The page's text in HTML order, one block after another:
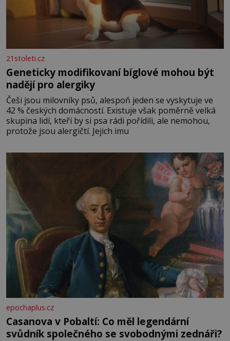
21stoleti.cz
Geneticky modifikovaní bíglové mohou být
nadějí pro alergiky
Češi jsou milovníky psů, alespoň jeden se vyskytuje ve
42 % českých domácností. Existuje však poměrně velká
skupina lidí, kteří by si psa rádi pořídili, ale nemohou,
protože jsou alergičtí. Jejich imu
epochaplus.cz
Casanova v Pobaltí: Co měl legendární
svůdník společného se svobodnými zednáři?